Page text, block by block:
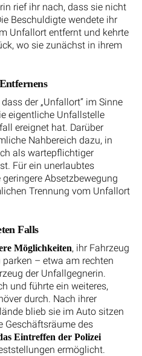
rief ihr nach, dass sie nicht
Beschuldigte wendete ihr
Unfallort entfernt und kehrte
wo sie zunächst in ihrem
der „Unfallort“ im Sinne
eigentliche Unfallstelle
ereignet hat. Darüber
Nahbereich dazu, in
als wartepflichtiger
Für ein unerlaubtes
Absetzbewegung
Trennung vom Unfallort
Falls
Möglichkeiten, ihr Fahrzeug
– etwa am rechten
der Unfallgegnerin.
und führte ein weiteres,
durch. Nach ihrer
blieb sie im Auto sitzen
Geschäftsräume des
Eintreffen der Polizei
ermöglicht.